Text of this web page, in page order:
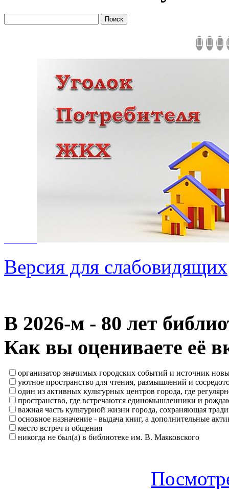
Версия для слабовидящих
В 2026‑м - 80 лет
Как вы оцениваете её
организатор значимых городских событий и источник
уютное пространство для чтения, размышлений и
один из активных культурных центров города, где
пространство, где встречаются единомышленники и
важная часть культурной жизни города, сохраняющая
основное назначение - выдача книг, а дополнительные
место встреч и общения
никогда не был(а) в библиотеке им. В. Маяковского